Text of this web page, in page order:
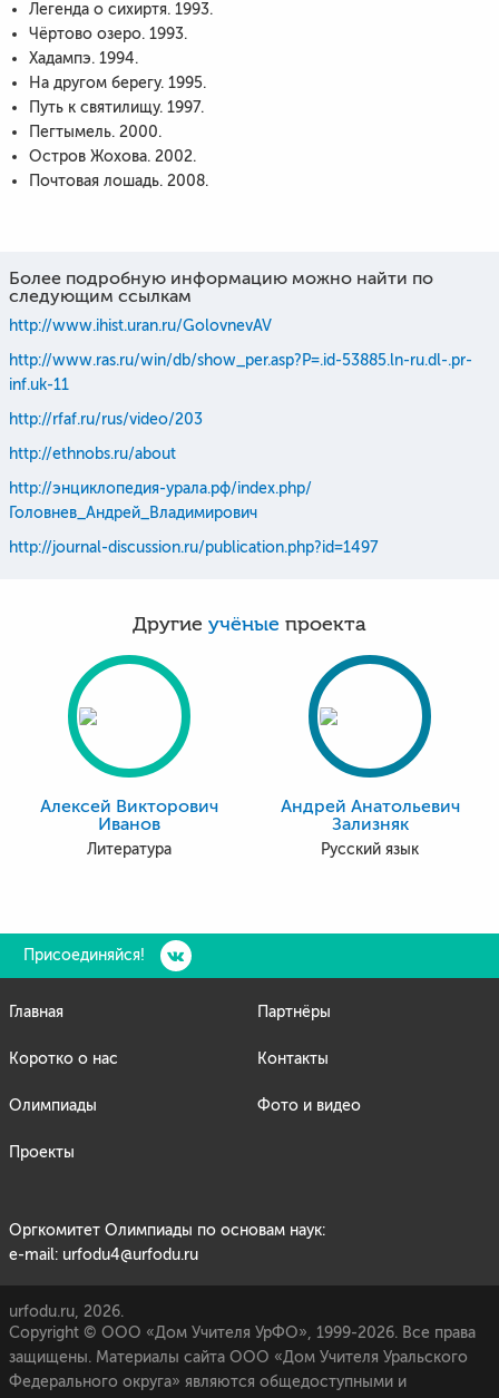
Легенда о сихиртя. 1993.
Чёртово озеро. 1993.
Хадампэ. 1994.
На другом берегу. 1995.
Путь к святилищу. 1997.
Пегтымель. 2000.
Остров Жохова. 2002.
Почтовая лошадь. 2008.
Более подробную информацию можно найти по
следующим ссылкам
http://www.ihist.uran.ru/GolovnevAV
http://www.ras.ru/win/db/show_per.asp?P=.id-53885.ln-ru.dl-.pr-
inf.uk-11
http://rfaf.ru/rus/video/203
http://ethnobs.ru/about
http://энциклопедия-урала.рф/index.php/
Головнев_Андрей_Владимирович
http://journal-discussion.ru/publication.php?id=1497
Другие учёные проекта
Алексей Викторович
Иванов
Литература
Андрей Анатольевич
Зализняк
Русский язык
Присоединяйся!
Главная
Коротко о нас
Олимпиады
Проекты
Партнёры
Контакты
Фото и видео
Оргкомитет Олимпиады по основам наук:
e-mail: urfodu4@urfodu.ru
urfodu.ru, 2026.
Copyright © ООО «Дом Учителя УрФО», 1999-2026. Все права
защищены. Материалы сайта ООО «Дом Учителя Уральского
Федерального округа» являются общедоступными и